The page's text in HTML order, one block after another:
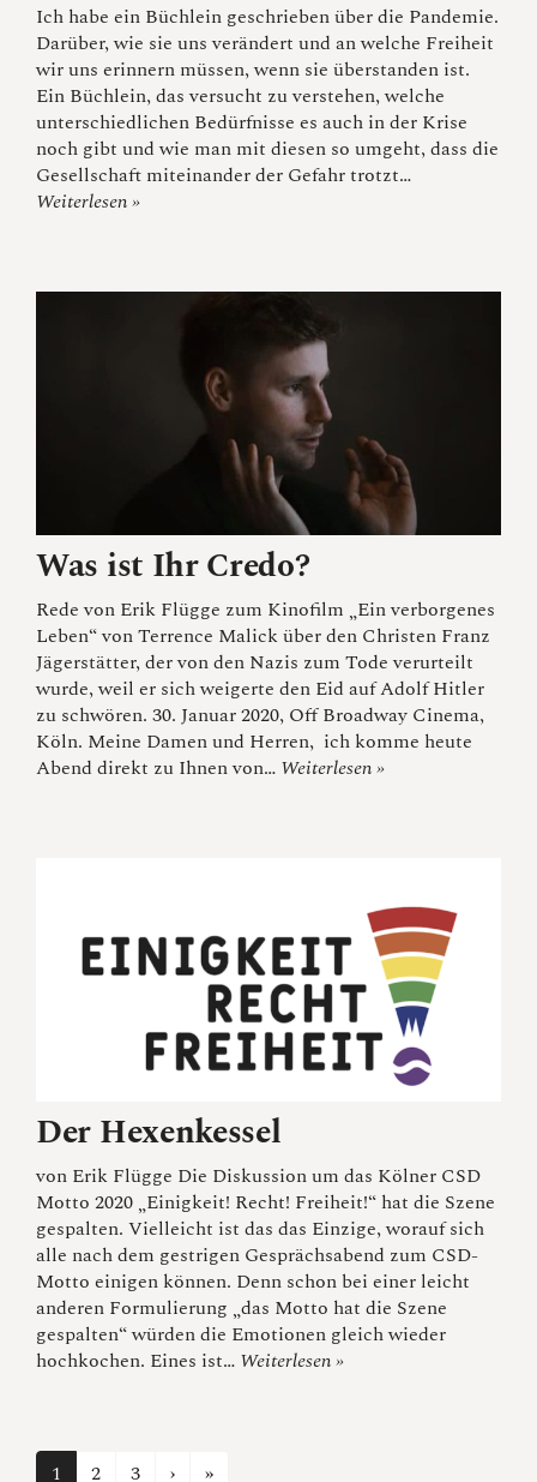
Ich habe ein Büchlein geschrieben über die Pandemie.
Darüber, wie sie uns verändert und an welche Freiheit
wir uns erinnern müssen, wenn sie überstanden ist.
Ein Büchlein, das versucht zu verstehen, welche
unterschiedlichen Bedürfnisse es auch in der Krise
noch gibt und wie man mit diesen so umgeht, dass die
Gesellschaft miteinander der Gefahr trotzt…
Weiterlesen »
Was ist Ihr Credo?
Rede von Erik Flügge zum Kinofilm „Ein verborgenes
Leben“ von Terrence Malick über den Christen Franz
Jägerstätter, der von den Nazis zum Tode verurteilt
wurde, weil er sich weigerte den Eid auf Adolf Hitler
zu schwören. 30. Januar 2020, Off Broadway Cinema,
Köln. Meine Damen und Herren, ich komme heute
Abend direkt zu Ihnen von… Weiterlesen »
Der Hexenkessel
von Erik Flügge Die Diskussion um das Kölner CSD
Motto 2020 „Einigkeit! Recht! Freiheit!“ hat die Szene
gespalten. Vielleicht ist das das Einzige, worauf sich
alle nach dem gestrigen Gesprächsabend zum CSD-
Motto einigen können. Denn schon bei einer leicht
anderen Formulierung „das Motto hat die Szene
gespalten“ würden die Emotionen gleich wieder
hochkochen. Eines ist… Weiterlesen »
1 2 3 ›Next page
»23